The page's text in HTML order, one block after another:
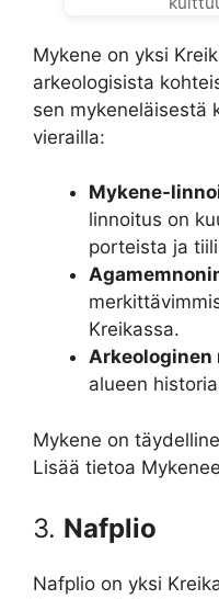
Mykene on yksi
arkeologisista
sen mykeneläisestä
vierailla:
Mykene-
linnoitus on
porteista ja
Kreikassa.
Arkeologinen
alueen
Mykene on
Lisää tietoa
3. Nafplio
Nafplio on yksi